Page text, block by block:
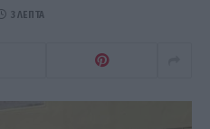
3 ΛΕΠΤΆ